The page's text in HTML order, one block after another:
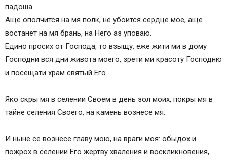
падоша.
Аще ополчится на мя полк, не убоится сердце мое, аще
востанет на мя брань, на Него аз уповаю.
Едино просих от Господа, то взыщу: еже жити ми в дому
Господни вся дни живота моего, зрети ми красоту Господню
и посещати храм святый Его.
Яко скры мя в селении Своем в день зол моих, покры мя в
тайне селения Своего, на камень вознесе мя.
И ныне се вознесе главу мою, на враги моя: обыдох и
пожрох в селении Его жертву хваления и воскликновения,